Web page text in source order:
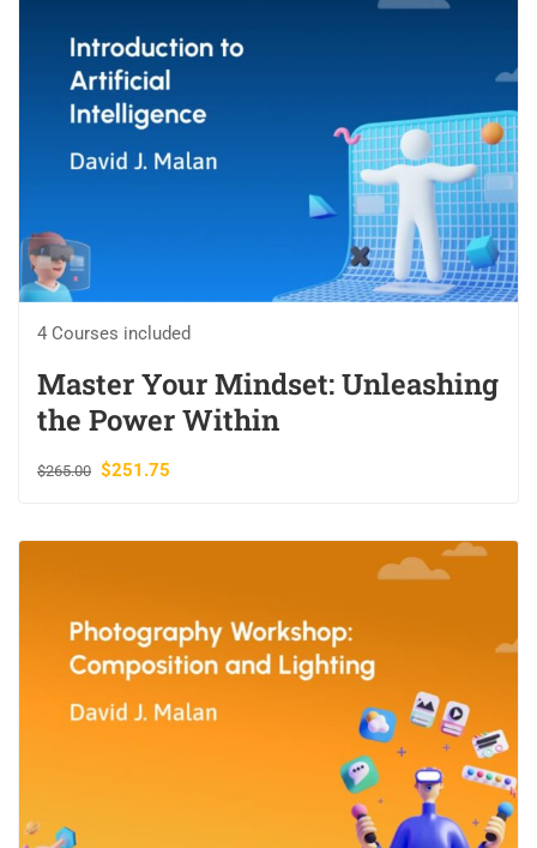
4 Courses included
Master Your Mindset: Unleashing
the Power Within
$265.00 $251.75